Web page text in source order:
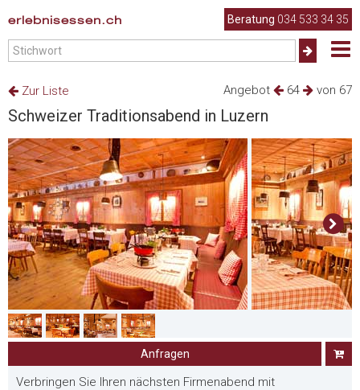
erlebnisessen.ch Beratung 034 533 34 35
Angebot 64 von 67
Zur Liste
Schweizer Traditionsabend in Luzern
Anfragen
Verbringen Sie Ihren nächsten Firmenabend mit